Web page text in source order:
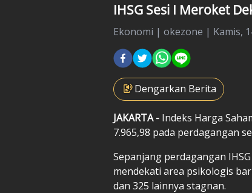
IHSG Sesi I Meroket
Ekonomi | okezone | Kamis,
Dengarkan Berita
JAKARTA - Indeks Harga
7.965,98 pada perdagangan
Sepanjang perdagangan
mendekati area psikologis
dan 325 lainnya stagnan.